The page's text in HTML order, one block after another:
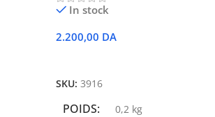
In stock
2.200,00 DA
SKU: 3916
POIDS 0,2 kg